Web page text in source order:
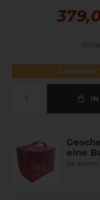
Lieferzeit
eine
Ab